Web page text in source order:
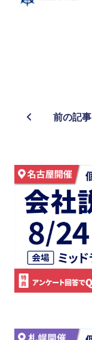
前の記事